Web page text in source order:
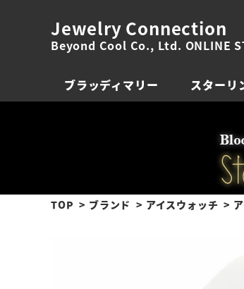
Jewelry Connection
Beyond Cool Co., Ltd. ONLINE
ブラッディマリー スターリ
TOP ブランド アイスウォッチ